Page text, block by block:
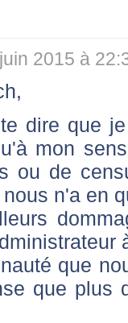
2015 à
dire que
mon
ou de
n'a en
que
que plus